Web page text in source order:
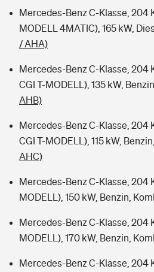
Mercedes-Benz C-Klasse, 204
MODELL 4MATIC), 165 kW,
/ AHA)
Mercedes-Benz C-Klasse, 204
CGI T-MODELL), 135 kW,
AHB)
Mercedes-Benz C-Klasse, 204
CGI T-MODELL), 115 kW,
AHC)
Mercedes-Benz C-Klasse, 204
MODELL), 150 kW, Benzin,
Mercedes-Benz C-Klasse, 204
MODELL), 170 kW, Benzin,
Mercedes-Benz C-Klasse, 204